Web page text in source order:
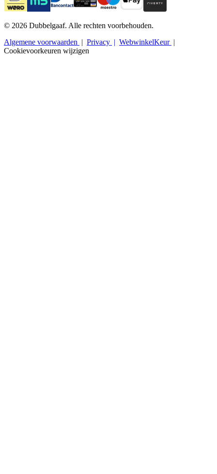
© 2026 Dubbelgaaf. Alle rechten voorbehouden.
Algemene voorwaarden
Privacy
WebwinkelKeur
Cookievoorkeuren wijzigen